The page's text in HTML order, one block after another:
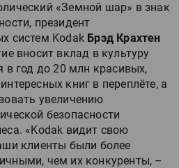
«Земной шар» в знак
президент
систем Kodak Брэд Крахтен
вносит вклад в культуру
в год до 20 млн красивых,
книг в переплёте, а
увеличению
безопасности
«Kodak видит свою
клиенты были более
чем их конкуренты, –